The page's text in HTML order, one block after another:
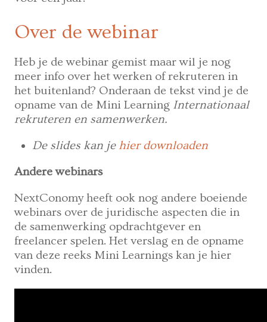
Over de webinar
Heb je de webinar gemist maar wil je nog
meer info over het werken of rekruteren in
het buitenland? Onderaan de tekst vind je de
opname van de Mini Learning Internationaal
rekruteren en samenwerken.
De slides kan je hier downloaden
Andere webinars
NextConomy heeft ook nog andere boeiende
webinars over de juridische aspecten die in
de samenwerking opdrachtgever en
freelancer spelen. Het verslag en de opname
van deze reeks Mini Learnings kan je hier
vinden.